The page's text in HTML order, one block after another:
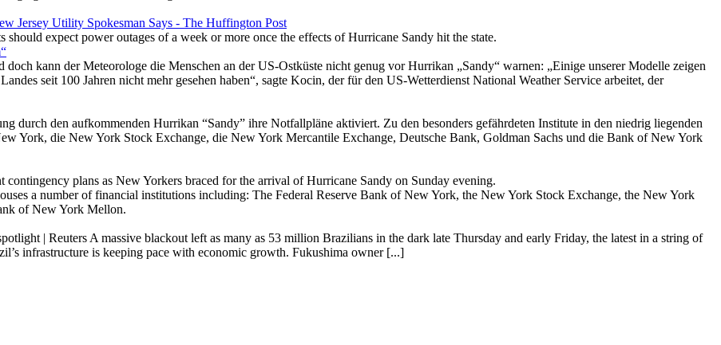
Jersey Utility Spokesman Says - The Huffington Post
expect power outages of a week or more once the effects of Hurricane Sandy hit the state.
kann der Meteorologe die Menschen an der US-Ostküste nicht genug vor Hurrikan „Sandy“ warnen: „Einige unserer Modelle zeigen
seit 100 Jahren nicht mehr gesehen haben“, sagte Kocin, der für den US-Wetterdienst National Weather Service arbeitet, der
durch den aufkommenden Hurrikan “Sandy” ihre Notfallpläne aktiviert. Zu den besonders gefährdeten Institute in den niedrig liegenden
York, die New York Stock Exchange, die New York Mercantile Exchange, Deutsche Bank, Goldman Sachs und die Bank of New York
plans as New Yorkers braced for the arrival of Hurricane Sandy on Sunday evening.
a number of financial institutions including: The Federal Reserve Bank of New York, the New York Stock Exchange, the New York
of New York Mellon.
| Reuters A massive blackout left as many as 53 million Brazilians in the dark late Thursday and early Friday, the latest in a string of
infrastructure is keeping pace with economic growth. Fukushima owner [...]